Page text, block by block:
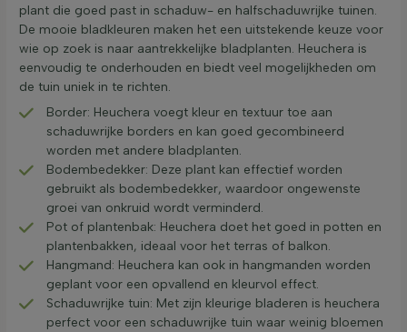
plant die goed past in schaduw- en halfschaduwrijke tuinen.
De mooie bladkleuren maken het een uitstekende keuze voor
wie op zoek is naar aantrekkelijke bladplanten. Heuchera is
eenvoudig te onderhouden en biedt veel mogelijkheden om
de tuin uniek in te richten.
Border: Heuchera voegt kleur en textuur toe aan
schaduwrijke borders en kan goed gecombineerd
worden met andere bladplanten.
Bodembedekker: Deze plant kan effectief worden
gebruikt als bodembedekker, waardoor ongewenste
groei van onkruid wordt verminderd.
Pot of plantenbak: Heuchera doet het goed in potten en
plantenbakken, ideaal voor het terras of balkon.
Hangmand: Heuchera kan ook in hangmanden worden
geplant voor een opvallend en kleurvol effect.
Schaduwrijke tuin: Met zijn kleurige bladeren is heuchera
perfect voor een schaduwrijke tuin waar weinig bloemen